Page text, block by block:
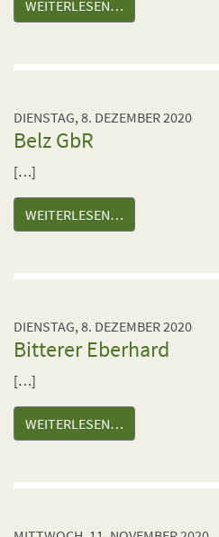
WEITERLESEN…
DIENSTAG, 8. DEZEMBER 2020
Belz GbR
[…]
WEITERLESEN…
DIENSTAG, 8. DEZEMBER 2020
Bitterer Eberhard
[…]
WEITERLESEN…